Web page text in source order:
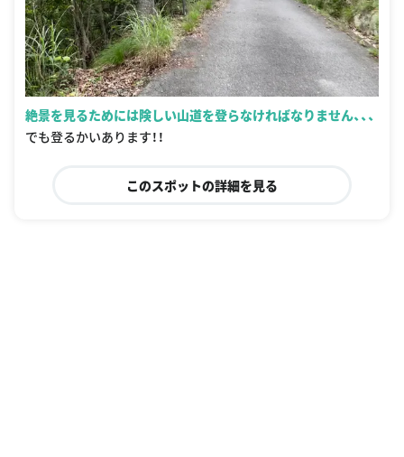
絶景を見るためには険しい山道を登らなければなりません、、、
でも登るかいあります！！
このスポットの詳細を見る